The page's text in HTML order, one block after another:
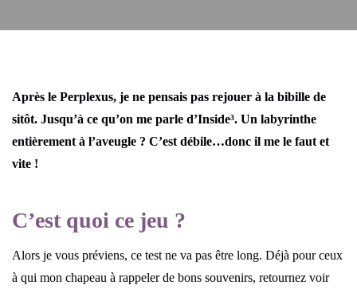
Après le Perplexus, je ne pensais pas rejouer à la bibille de
sitôt. Jusqu’à ce qu’on me parle d’Inside³. Un labyrinthe
entièrement à l’aveugle ? C’est débile…donc il me le faut et
vite !
C’est quoi ce jeu ?
Alors je vous préviens, ce test ne va pas être long. Déjà pour ceux
à qui mon chapeau à rappeler de bons souvenirs, retournez voir